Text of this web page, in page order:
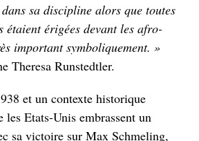
sa discipline alors que toutes
étaient érigées devant les afro-
important symboliquement. »
Theresa Runstedtler.
et un contexte historique
Etats-Unis embrassent un
sa victoire sur Max Schmeling,